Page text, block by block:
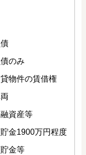
のみ
物件の賃借権
資産等
金1900万円程度
金等